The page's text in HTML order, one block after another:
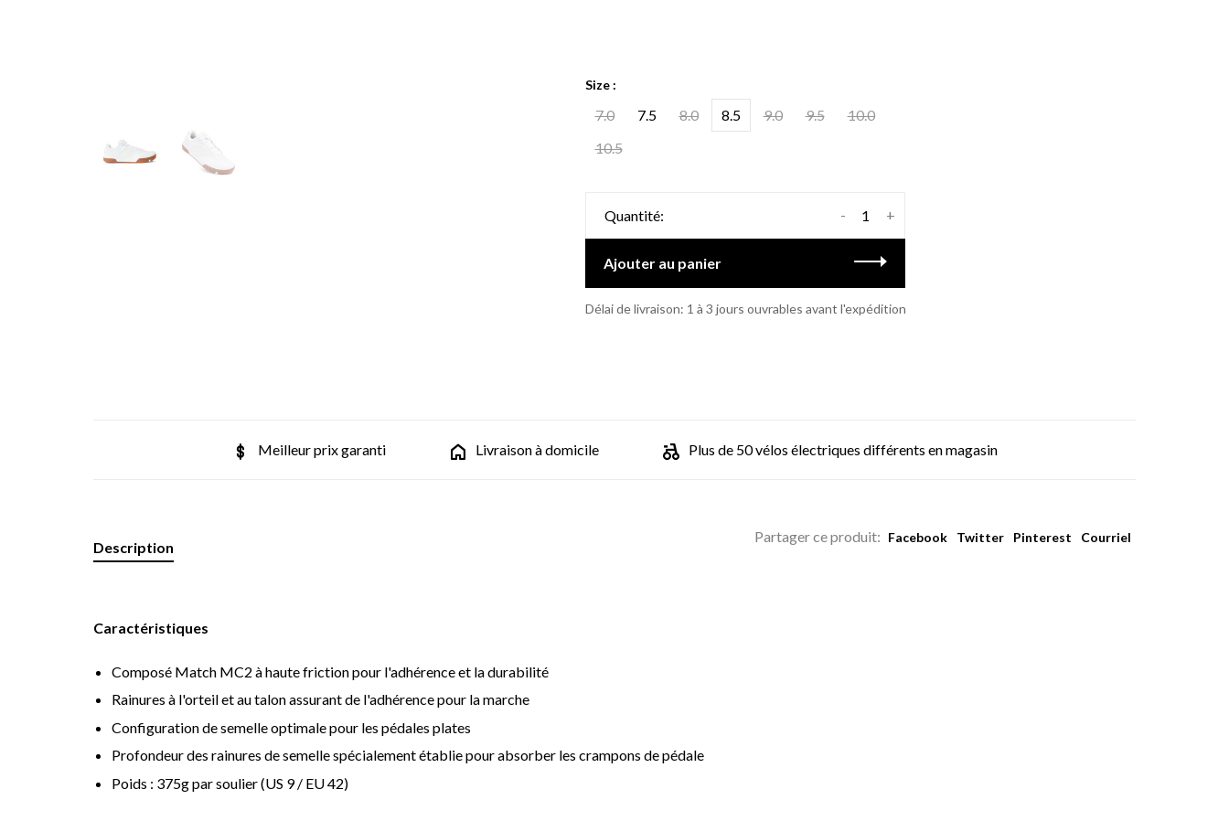
Size :
7.0 7.5 8.0 8.5 9.0 9.5
10.0
10.5
Quantité: +
-
Ajouter au panier
Délai de livraison: 1 à 3 jours ouvrables avant l'expédition
Meilleur prix garanti Livraison à domicile Plus de 50 vélos électriques différents en magasin
Partager ce produit: Facebook Twitter Pinterest Courriel
Description
Caractéristiques
Composé Match MC2 à haute friction pour l'adhérence et la durabilité
Rainures à l'orteil et au talon assurant de l'adhérence pour la marche
Configuration de semelle optimale pour les pédales plates
Profondeur des rainures de semelle spécialement établie pour absorber les crampons de pédale
Poids : 375g par soulier (US 9 / EU 42)